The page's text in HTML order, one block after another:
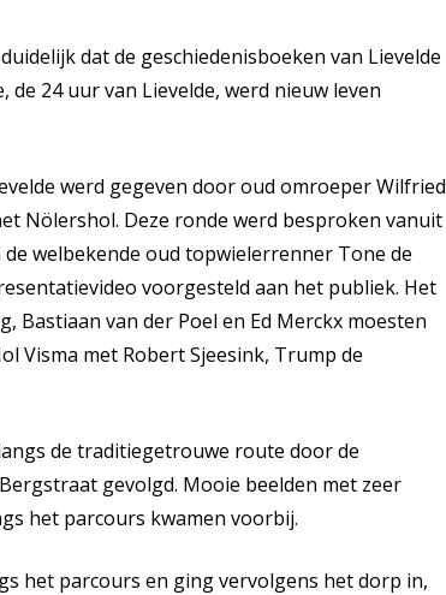
dat de geschiedenisboeken van Lievelde
24 uur van Lievelde, werd nieuw leven
werd gegeven door oud omroeper Wilfried
Nölershol. Deze ronde werd besproken vanuit
welbekende oud topwielerrenner Tone de
voorgesteld aan het publiek. Het
Bastiaan van der Poel en Ed Merckx moesten
Visma met Robert Sjeesink, Trump de
de traditiegetrouwe route door de
gevolgd. Mooie beelden met zeer
het parcours kwamen voorbij.
het parcours en ging vervolgens het dorp in,